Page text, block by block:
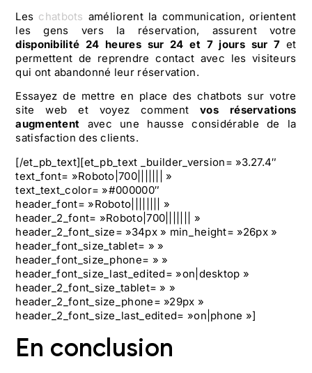
Les chatbots améliorent la communication, orientent
les gens vers la réservation, assurent votre
disponibilité 24 heures sur 24 et 7 jours sur 7 et
permettent de reprendre contact avec les visiteurs
qui ont abandonné leur réservation.
Essayez de mettre en place des chatbots sur votre
site web et voyez commentvos réservations
augmentent avec une hausse considérable de la
satisfaction des clients.
[/et_pb_text][et_pb_text _builder_version= »3.27.4″
text_font= »Roboto|700||||||| »
text_text_color= »#000000″
header_font= »Roboto|||||||| »
header_2_font= »Roboto|700||||||| »
header_2_font_size= »34px » min_height= »26px »
header_font_size_tablet= » »
header_font_size_phone= » »
header_font_size_last_edited= »on|desktop »
header_2_font_size_tablet= » »
header_2_font_size_phone= »29px »
header_2_font_size_last_edited= »on|phone »]
En conclusion